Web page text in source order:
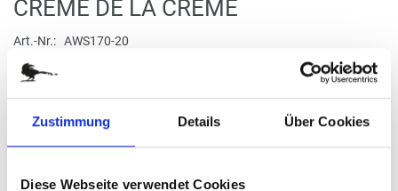
Zustimmung Details Über Cookies
Diese Webseite verwendet Cookies
der
Bildergalerie
springen
CRÈME DE LA CRÈME
Art.-Nr.
AWS170-20
Duft Orchidee, Minze, Rose, Lavendel
verfügbar
Stück